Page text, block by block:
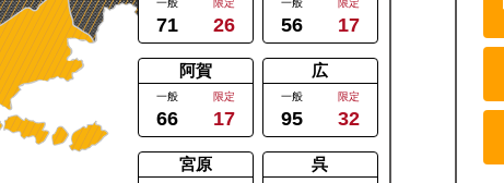
呉
宮原
広
一般
95
限定
32
阿賀
一般
66
限定
17
56 17
71 26